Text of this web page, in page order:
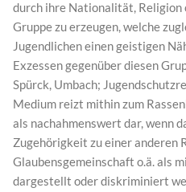
durch ihre Nationalität,
Gruppe zu erzeugen, welche
Jugendlichen einen geistigen
Exzessen gegenüber diesen
Spürck, Umbach;
Medium reizt mithin zum
als nachahmenswert dar, wenn
Zugehörigkeit zu einer anderen
Glaubensgemeinschaft o.ä. als
dargestellt oder diskriminiert